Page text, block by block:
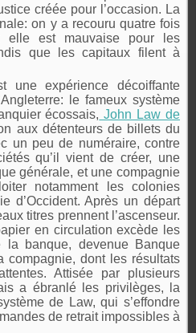
créée pour l’occasion. La
on y a recouru quatre fois
elle est mauvaise pour les
que les capitaux filent à
une expérience décoiffante
le fameux système
écossais, John Law de
aux détenteurs de billets du
un peu de numéraire, contre
qu’il vient de créer, une
générale, et une compagnie
notamment les colonies
d’Occident. Après un départ
titres prennent l’ascenseur.
en circulation excède les
la banque, devenue Banque
compagnie, dont les résultats
Attisée par plusieurs
a ébranlé les privilèges, la
de Law, qui s’effondre
de retrait impossibles à